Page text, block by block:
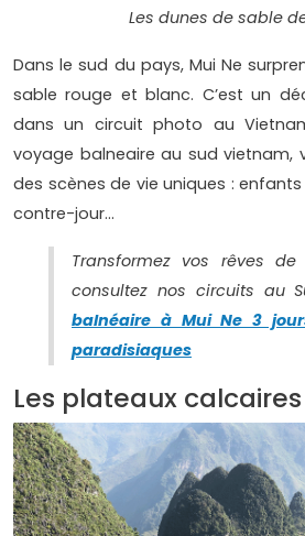
Les dunes de sable
Dans le sud du pays, Mui Ne
sable rouge et blanc. C’est un
dans un circuit photo au
voyage balneaire au sud vietnam,
des scènes de vie uniques :
contre-jour…
Transformez vos rêves
consultez nos circuits au
balnéaire à Mui Ne 3
paradisiaques
Les plateaux